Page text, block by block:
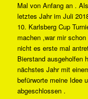
Mal von Anfang an .
letztes Jahr im Juli
10. Karlsberg Cup
machen ,war mir
nicht es erste mal
Bierstand ausgeholfen
nächstes Jahr mit
befürworte meine Idee
abgeschlossen .